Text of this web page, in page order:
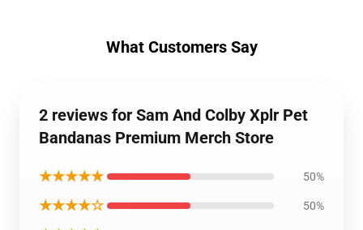
What Customers Say
2 reviews for Sam And Colby Xplr Pet
Bandanas Premium Merch Store
★★★★★ 50%
★★★★☆ 50%